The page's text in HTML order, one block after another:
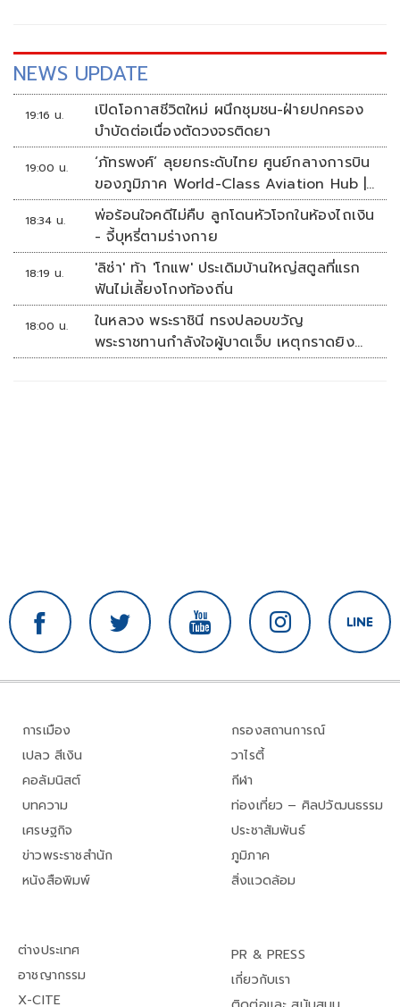
NEWS UPDATE
19:16 น.
เปิดโอกาสชีวิตใหม่ ผนึกชุมชน-ฝ่ายปกครอง
บำบัดต่อเนื่องตัดวงจรติดยา
19:00 น.
‘ภัทรพงศ์’ ลุยยกระดับไทย ศูนย์กลางการบิน
ของภูมิภาค World-Class Aviation Hub |
ห้องข่าวไทยโพสต์สุดสัปดาห์
18:34 น.
พ่อร้อนใจคดีไม่คืบ ลูกโดนหัวโจกในห้องไถเงิน
- จี้บุหรี่ตามร่างกาย
18:19 น.
'ลิซ่า' ท้า 'โกแพ' ประเดิมบ้านใหญ่สตูลที่แรก
ฟันไม่เลี้ยงโกงท้องถิ่น
18:00 น.
ในหลวง พระราชินี ทรงปลอบขวัญ
พระราชทานกำลังใจผู้บาดเจ็บ เหตุกราดยิง
รร.เทพศิรินทร์นนทบุรี
การเมือง
เปลว สีเงิน
คอลัมนิสต์
บทความ
เศรษฐกิจ
ข่าวพระราชสำนัก
หนังสือพิมพ์
กรองสถานการณ์
วาไรตี้
กีฬา
ท่องเที่ยว – ศิลปวัฒนธรรม
ประชาสัมพันธ์
ภูมิภาค
สิ่งแวดล้อม
ต่างประเทศ
อาชญากรรม
X-CITE
PR & PRESS
เกี่ยวกับเรา